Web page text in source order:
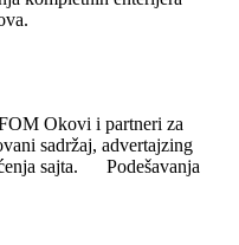
Okovi i partneri za
sadržaj, advertajzing
sajta.
Podešavanja